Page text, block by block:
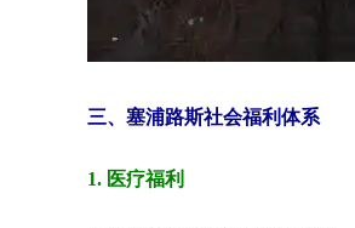
三、塞浦路斯社会福利体系
1. 医疗福利